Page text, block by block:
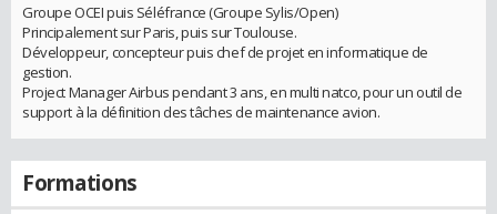
Groupe OCEI puis Séléfrance (Groupe Sylis/Open)
Principalement sur Paris, puis sur Toulouse.
Développeur, concepteur puis chef de projet en informatique de
gestion.
Project Manager Airbus pendant 3 ans, en multi natco, pour un outil de
support à la définition des tâches de maintenance avion.
Formations